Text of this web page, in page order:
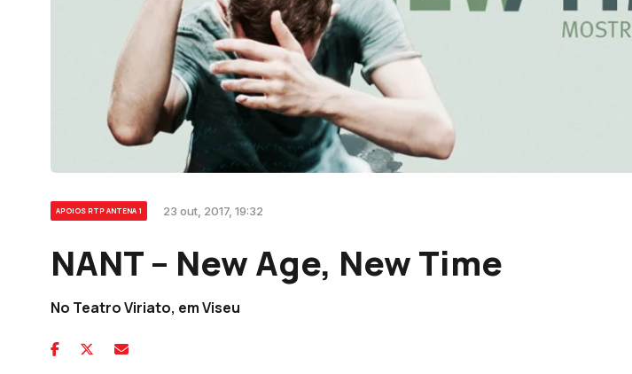
APOIOS RTP ANTENA 1 23 out, 2017, 19:32
NANT – New Age, New Time
No Teatro Viriato, em Viseu